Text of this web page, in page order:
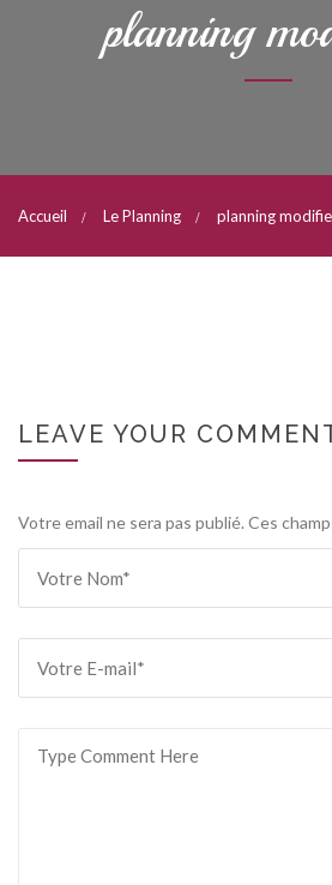
planning
Accueil Le Planning planning modifie
LEAVE YOUR
Votre email ne sera pas publié. Ces